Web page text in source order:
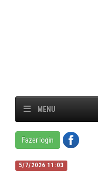
MENU
Fazer login
5/7/2026 11:03